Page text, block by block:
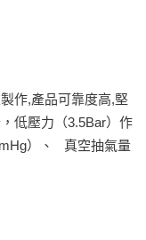
作,產品可靠度高,堅
低壓力（3.5Bar）作
）、 真空抽氣量